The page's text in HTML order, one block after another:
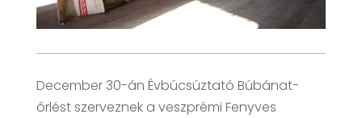
December 30-án Évbúcsúztató Búbánat-
őrlést szerveznek a veszprémi Fenyves